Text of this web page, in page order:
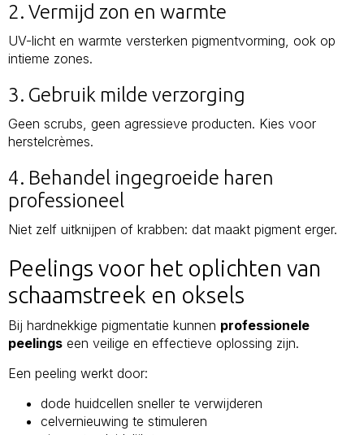
2. Vermijd zon en warmte
UV-licht en warmte versterken pigmentvorming, ook op
intieme zones.
3. Gebruik milde verzorging
Geen scrubs, geen agressieve producten. Kies voor
herstelcrèmes.
4. Behandel ingegroeide haren
professioneel
Niet zelf uitknijpen of krabben: dat maakt pigment erger.
Peelings voor het oplichten van
schaamstreek en oksels
Bij hardnekkige pigmentatie kunnen professionele
peelings een veilige en effectieve oplossing zijn.
Een peeling werkt door:
dode huidcellen sneller te verwijderen
celvernieuwing te stimuleren